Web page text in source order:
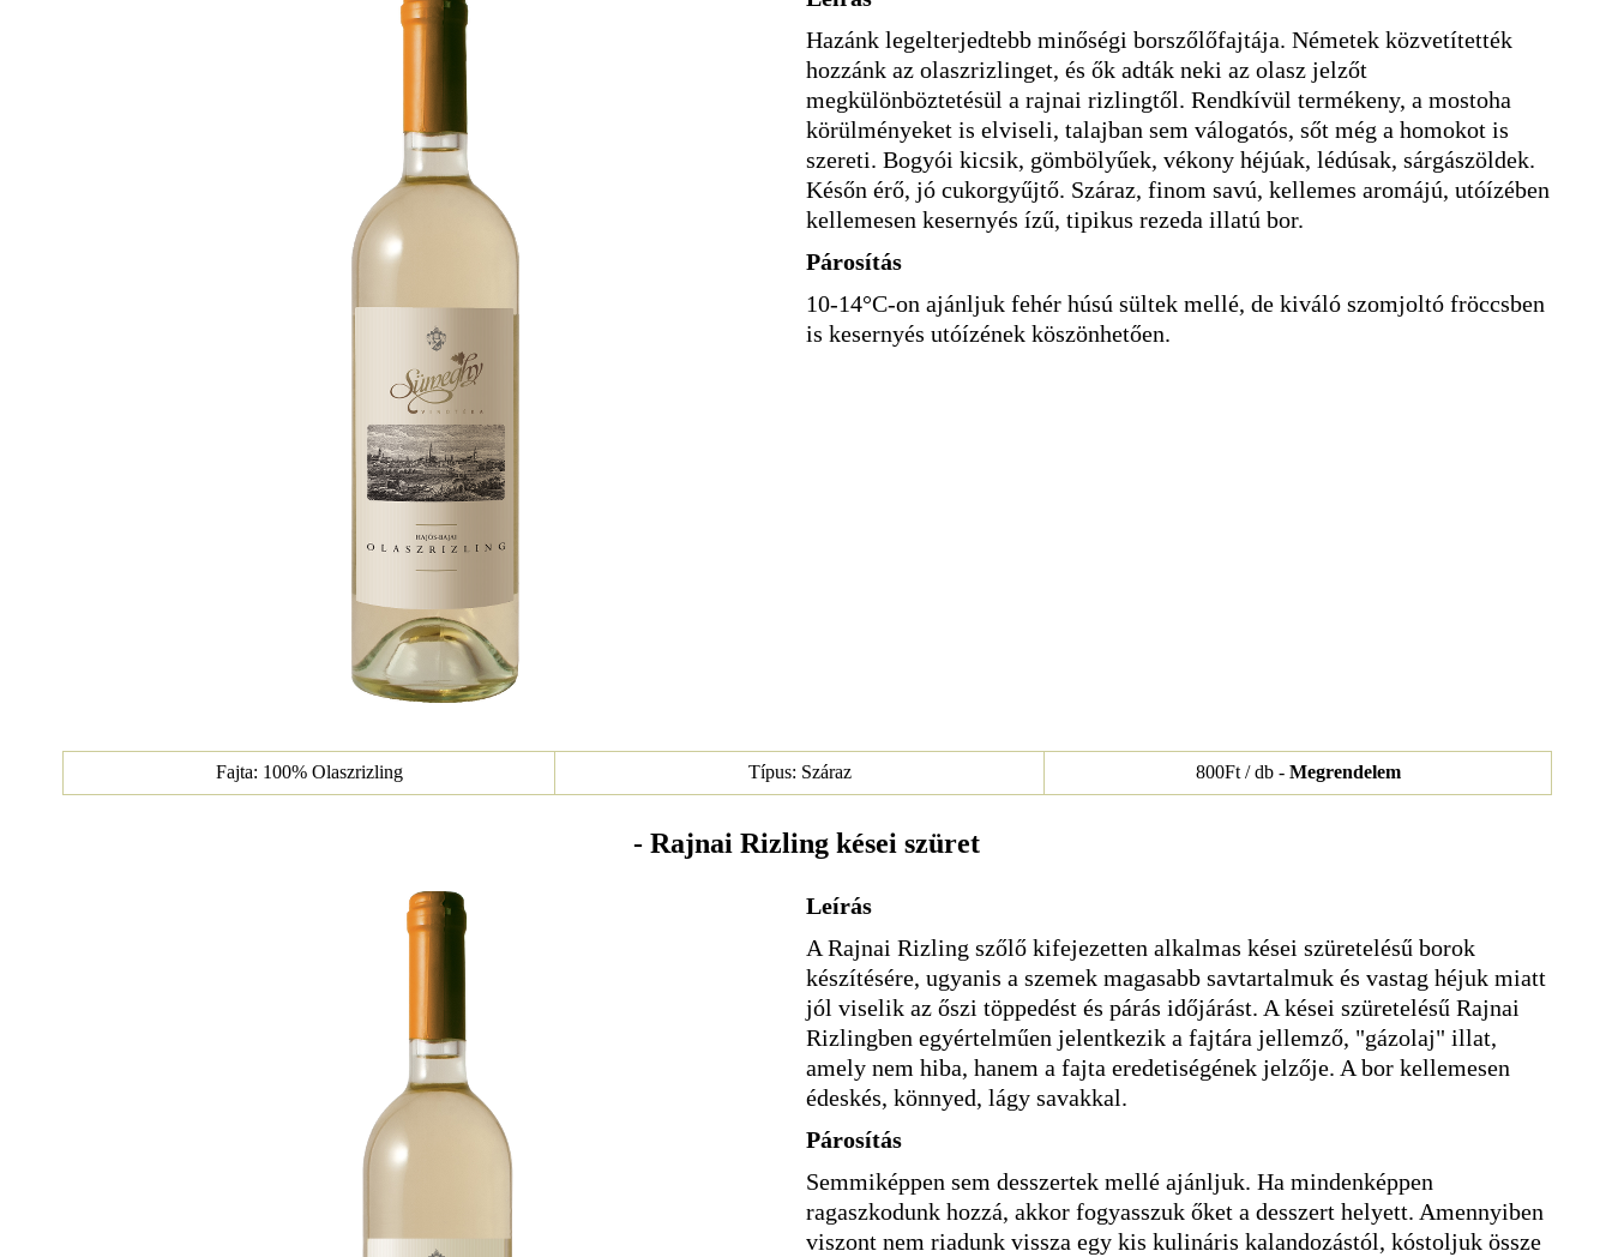
Hazánk legelterjedtebb minőségi borszőlőfajtája. Németek közvetítették
hozzánk az olaszrizlinget, és ők adták neki az olasz jelzőt
megkülönböztetésül a rajnai rizlingtől. Rendkívül termékeny, a mostoha
körülményeket is elviseli, talajban sem válogatós, sőt még a homokot is
szereti. Bogyói kicsik, gömbölyűek, vékony héjúak, lédúsak, sárgászöldek.
Későn érő, jó cukorgyűjtő. Száraz, finom savú, kellemes aromájú, utóízében
kellemesen kesernyés ízű, tipikus rezeda illatú bor.
Párosítás
10-14°C-on ajánljuk fehér húsú sültek mellé, de kiváló szomjoltó fröccsben
is kesernyés utóízének köszönhetően.
Fajta: 100% Olaszrizling Típus: Száraz 800Ft / db - Megrendelem
- Rajnai Rizling kései szüret
Leírás
A Rajnai Rizling szőlő kifejezetten alkalmas kései szüretelésű borok
készítésére, ugyanis a szemek magasabb savtartalmuk és vastag héjuk miatt
jól viselik az őszi töppedést és párás időjárást. A kései szüretelésű Rajnai
Rizlingben egyértelműen jelentkezik a fajtára jellemző, "gázolaj" illat,
amely nem hiba, hanem a fajta eredetiségének jelzője. A bor kellemesen
édeskés, könnyed, lágy savakkal.
Párosítás
Semmiképpen sem desszertek mellé ajánljuk. Ha mindenképpen
ragaszkodunk hozzá, akkor fogyasszuk őket a desszert helyett. Amennyiben
viszont nem riadunk vissza egy kis kulináris kalandozástól, kóstoljuk össze